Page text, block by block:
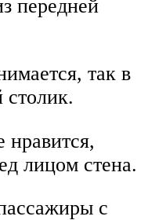
передней
так в
столик.
лицом стена.
с